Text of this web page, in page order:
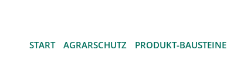
START AGRARSCHUTZ PRODUKT-BAUSTEINE